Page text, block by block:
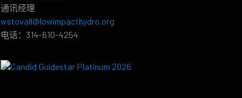
通讯经理
wstovall@lowimpacthydro.org
电话：314-610-4254